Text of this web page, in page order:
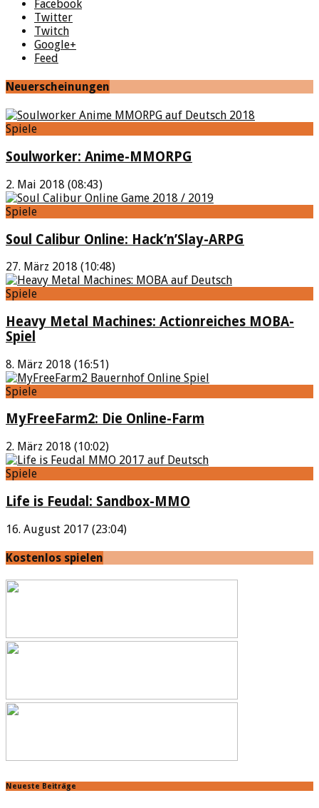
Facebook
Twitter
Twitch
Google+
Feed
Neuerscheinungen
Spiele
Soulworker: Anime-MMORPG
2. Mai 2018 (08:43)
Spiele
Soul Calibur Online: Hack’n’Slay-ARPG
27. März 2018 (10:48)
Spiele
Heavy Metal Machines: Actionreiches MOBA-
Spiel
8. März 2018 (16:51)
Spiele
MyFreeFarm2: Die Online-Farm
2. März 2018 (10:02)
Spiele
Life is Feudal: Sandbox-MMO
16. August 2017 (23:04)
Kostenlos spielen
Neueste Beiträge